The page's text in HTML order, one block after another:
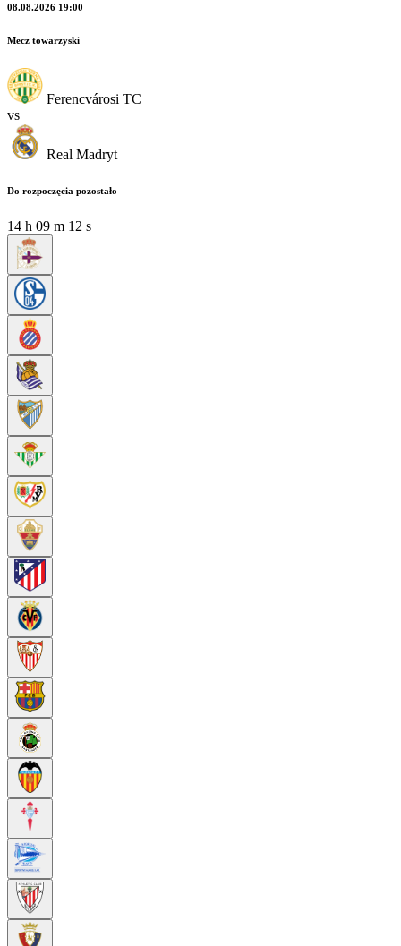
08.08.2026 19:00
Mecz towarzyski
Ferencvárosi TC
vs
Real Madryt
Do rozpoczęcia pozostało
14 h 09 m 12 s